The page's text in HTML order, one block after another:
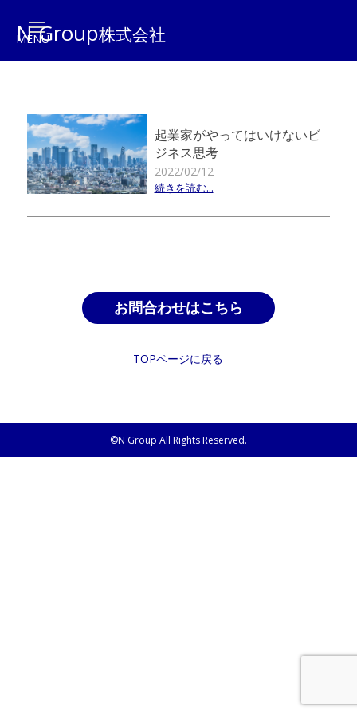
N Group株式会社
起業家がやってはいけないビ
ジネス思考
2022/02/12
続きを読む...
お問合わせはこちら
TOPページに戻る
©N Group All Rights Reserved.